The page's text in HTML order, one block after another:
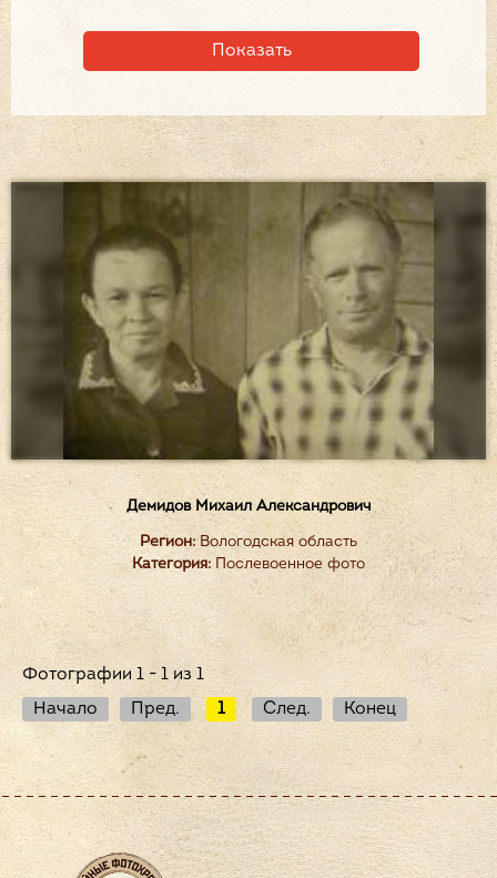
Демидов Михаил Александрович
Регион: Вологодская область
Категория: Послевоенное фото
Фотографии 1 - 1 из 1
Начало
Пред. 1 След. Конец